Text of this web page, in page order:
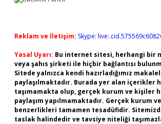
Reklam ve İletişim: Skype:
Yasal Uyarı: Bu internet sitesi, herhangi bir
veya şahıs şirketi ile hiçbir bağlantısı
Sitede yalnızca kendi hazırladığımız
paylaşılmaktadır. Burada yer alan içerikler
taşımamakta olup, gerçek kurum ve kişiler
paylaşım yapılmamaktadır. Gerçek kurum
benzerlikleri tamamen tesadüfidir.
taslak halindedir ve tavsiye niteliği